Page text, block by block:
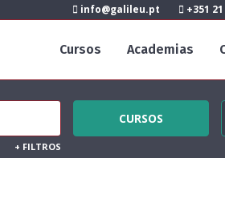
info@galileu.pt +351
Cursos Academias
CURSOS
+ FILTROS